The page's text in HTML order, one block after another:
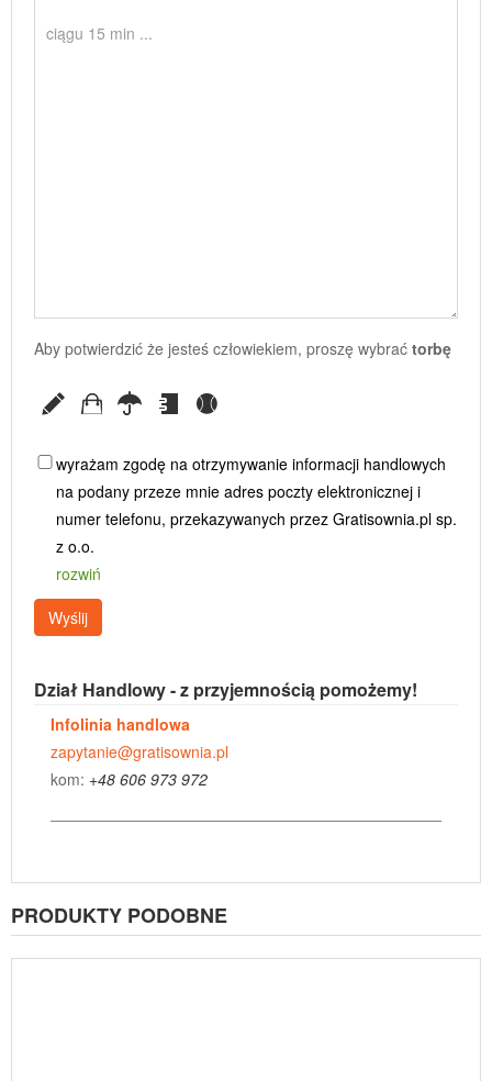
Aby potwierdzić że jesteś człowiekiem, proszę wybrać torbę
wyrażam zgodę na otrzymywanie informacji handlowych
na podany przeze mnie adres poczty elektronicznej i
numer telefonu, przekazywanych przez Gratisownia.pl sp.
z o.o.
rozwiń
Wyślij
Dział Handlowy - z przyjemnością pomożemy!
Infolinia handlowa
zapytanie@gratisownia.pl
kom: +48 606 973 972
PRODUKTY PODOBNE